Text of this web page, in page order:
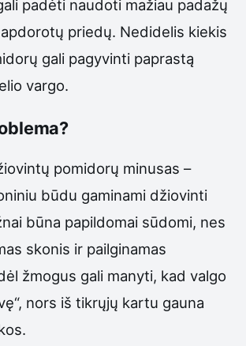
padėti naudoti mažiau padažų
priedų. Nedidelis kiekis
gali pagyvinti paprastą
vargo.
pomidorų minusas –
būdu gaminami džiovinti
būna papildomai sūdomi, nes
skonis ir pailginamas
žmogus gali manyti, kad valgo
nors iš tikrųjų kartu gauna